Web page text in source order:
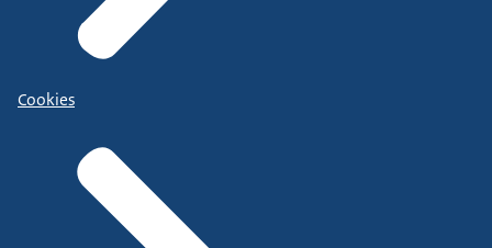
Cookies